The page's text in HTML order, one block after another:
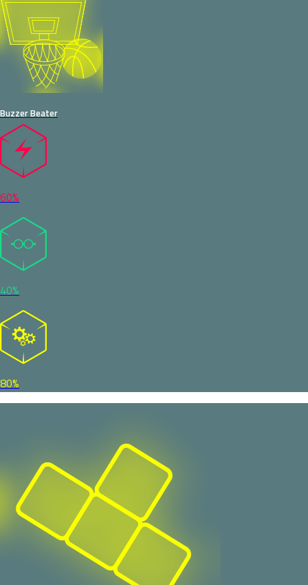
Buzzer Beater
60%
40%
80%